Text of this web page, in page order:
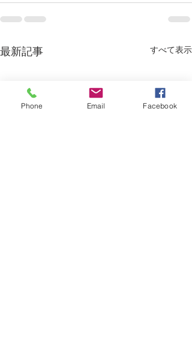
最新記事 すべて表示
Phone Email Facebook